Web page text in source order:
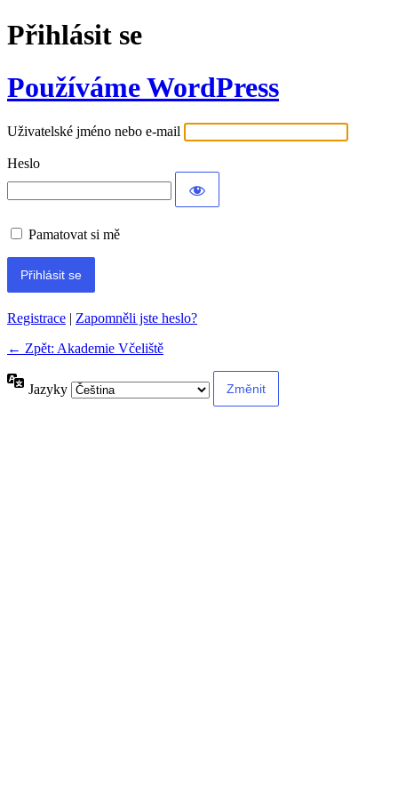
Přihlásit se
Používáme WordPress
Uživatelské jméno nebo e-mail
Heslo
Pamatovat si mě
Registrace | Zapomněli jste heslo?
← Zpět: Akademie Včeliště
Jazyky